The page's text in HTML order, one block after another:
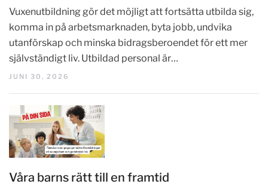
Vuxenutbildning gör det möjligt att fortsätta utbilda sig,
komma in på arbetsmarknaden, byta jobb, undvika
utanförskap och minska bidragsberoendet för ett mer
självständigt liv. Utbildad personal är…
JUNI 30, 2026
Våra barns rätt till en framtid